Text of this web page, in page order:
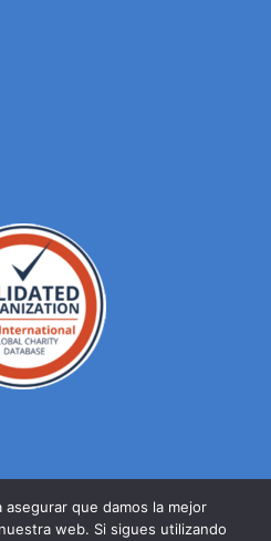
FUNDACION MEXICANA PARA LA
asegurar que damos la mejor
web. Si sigues utilizando